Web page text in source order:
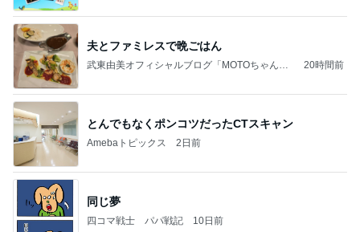
夫とファミレスで晩ごはん
武東由美オフィシャルブログ「MOTOちゃんと
20時間前
とんでもなくポンコツだったCTスキャン
Amebaトピックス 2日前
同じ夢
四コマ戦士 パパ戦記 10日前